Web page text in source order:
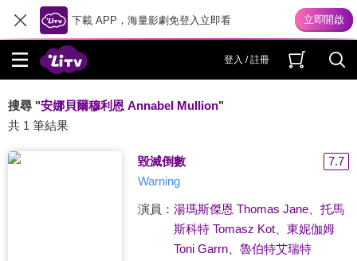
下載 APP，海量影劇免登入立即看
登入 / 註冊
搜尋 "安娜貝爾穆利恩 Annabel Mullion"
共 1 筆結果
毀滅倒數
7.7
Warning
演員： 湯瑪斯傑恩 Thomas Jane、 托馬
斯科特 Tomasz Kot、 東妮伽姆
Toni Garrn、 魯伯特艾瑞特